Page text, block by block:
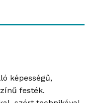
képességű,
festék.